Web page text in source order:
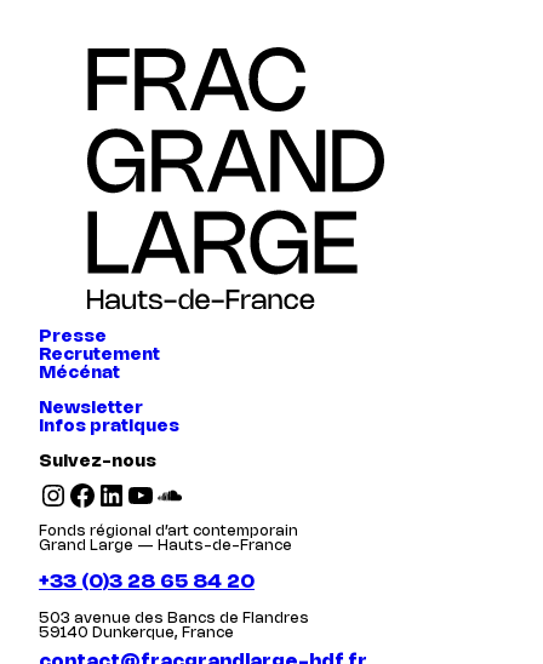
Presse
Recrutement
Mécénat
Newsletter
Infos pratiques
Suivez-nous
Instagram Facebook LinkedIn YouTube SoundCloud
Fonds régional d’art contemporain
Grand Large — Hauts-de-France
+33 (0)3 28 65 84 20
503 avenue des Bancs de Flandres
59140 Dunkerque, France